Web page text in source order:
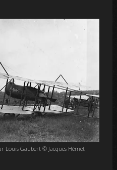
Louis Gaubert © Jacques Hémet